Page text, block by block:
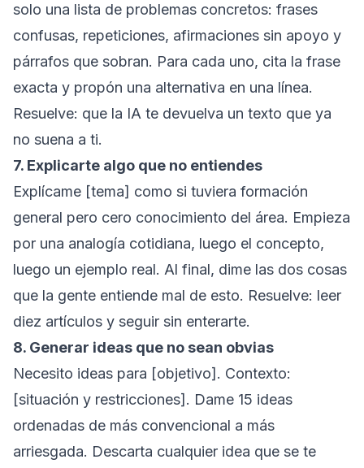
solo una lista de problemas concretos: frases
confusas, repeticiones, afirmaciones sin apoyo y
párrafos que sobran. Para cada uno, cita la frase
exacta y propón una alternativa en una línea.
Resuelve: que la IA te devuelva un texto que ya
no suena a ti.
7. Explicarte algo que no entiendes
Explícame [tema] como si tuviera formación
general pero cero conocimiento del área. Empieza
por una analogía cotidiana, luego el concepto,
luego un ejemplo real. Al final, dime las dos cosas
que la gente entiende mal de esto. Resuelve: leer
diez artículos y seguir sin enterarte.
8. Generar ideas que no sean obvias
Necesito ideas para [objetivo]. Contexto:
[situación y restricciones]. Dame 15 ideas
ordenadas de más convencional a más
arriesgada. Descarta cualquier idea que se te